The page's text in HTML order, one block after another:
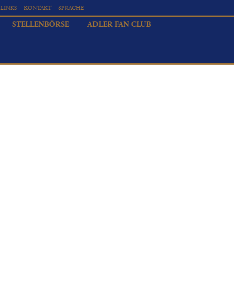
LINKS KONTAKT SPRACHE
STELLENBÖRSE ADLER FAN CLUB